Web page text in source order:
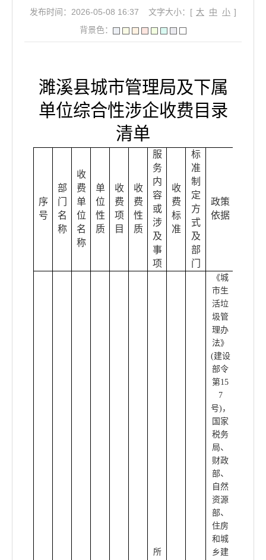
发布时间：2026-05-08 16:37
文字大小：[ 大 中 小 ]
背景色：
濉溪县城市管理局及下属
单位综合性涉企收费目录
清单
序
号
部
门
名
称
收
费
单
位
名
称
单
位
性
质
收
费
项
目
收
费
性
质
服
务
内
容
或
涉
及
事
项
收
费
标
准
标
准
制
定
方
式
及
部
门
政策
依据
所
《城
市生
活垃
圾管
理办
法》
(建设
部令
第15
7
号) ，
国家
税务
局、
财政
部、
自然
资源
部、
住房
和城
乡建